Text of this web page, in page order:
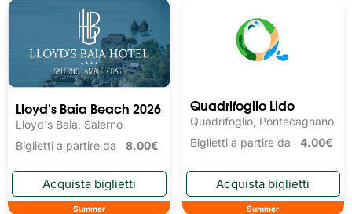
Lloyd's Baia Beach 2026
Lloyd's Baia, Salerno
Biglietti a partire da 8.00€
Summer
Quadrifoglio Lido
Quadrifoglio, Pontecagnano
Biglietti a partire da 4.00€
Summer